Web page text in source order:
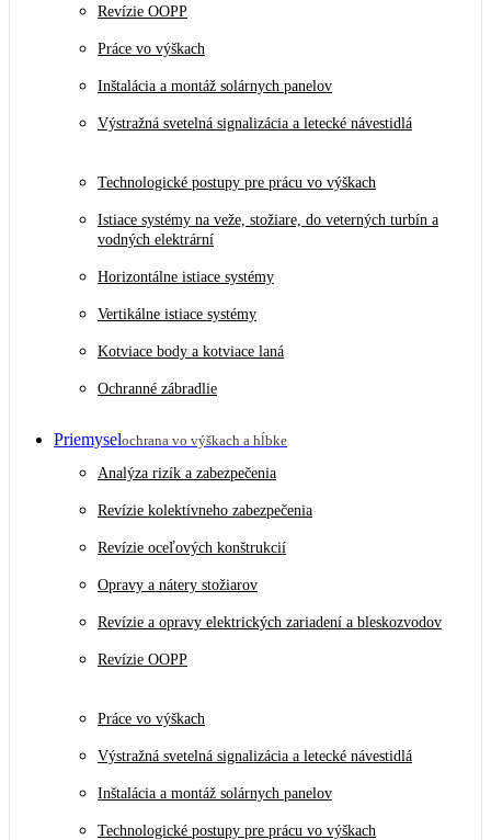
Revízie OOPP
Práce vo výškach
Inštalácia a montáž solárnych panelov
Výstražná svetelná signalizácia a letecké návestidlá
Technologické postupy pre prácu vo výškach
Istiace systémy na veže, stožiare, do veterných turbín a
vodných elektrární
Horizontálne istiace systémy
Vertikálne istiace systémy
Kotviace body a kotviace laná
Ochranné zábradlie
Priemyselochrana vo výškach a hĺbke
Analýza rizík a zabezpečenia
Revízie kolektívneho zabezpečenia
Revízie oceľových konštrukcií
Opravy a nátery stožiarov
Revízie a opravy elektrických zariadení a bleskozvodov
Revízie OOPP
Práce vo výškach
Výstražná svetelná signalizácia a letecké návestidlá
Inštalácia a montáž solárnych panelov
Technologické postupy pre prácu vo výškach